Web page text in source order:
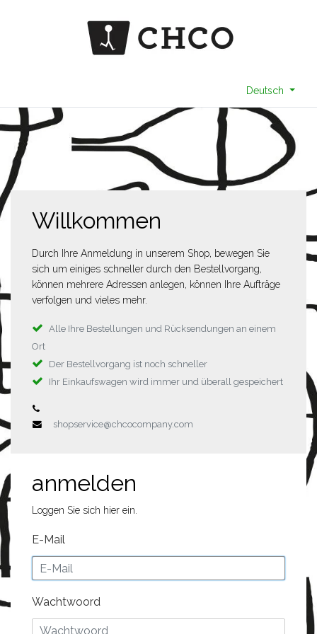
Deutsch
Willkommen
Durch Ihre Anmeldung in unserem Shop, bewegen Sie
sich um einiges schneller durch den Bestellvorgang,
können mehrere Adressen anlegen, können Ihre Aufträge
verfolgen und vieles mehr.
Alle Ihre Bestellungen und Rücksendungen an einem
Ort
Der Bestellvorgang ist noch schneller
Ihr Einkaufswagen wird immer und überall gespeichert
shopservice@chcocompany.com
anmelden
Loggen Sie sich hier ein.
E-Mail
Wachtwoord